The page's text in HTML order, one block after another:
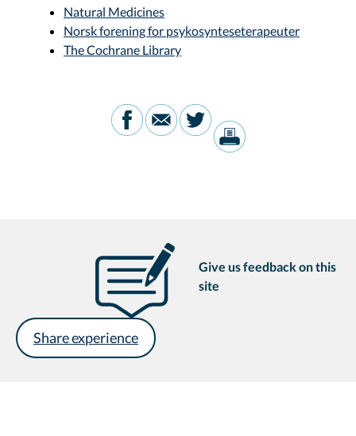
Natural Medicines
Norsk forening for psykosynteseterapeuter
The Cochrane Library
Give us feedback on this
site
Share experience